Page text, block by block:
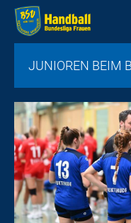
JUNIOREN BEIM